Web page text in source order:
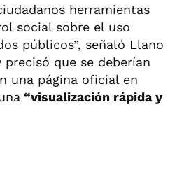
herramientas
social sobre el uso
públicos”, señaló Llano
que se deberían
una página oficial en
“visualización rápida y